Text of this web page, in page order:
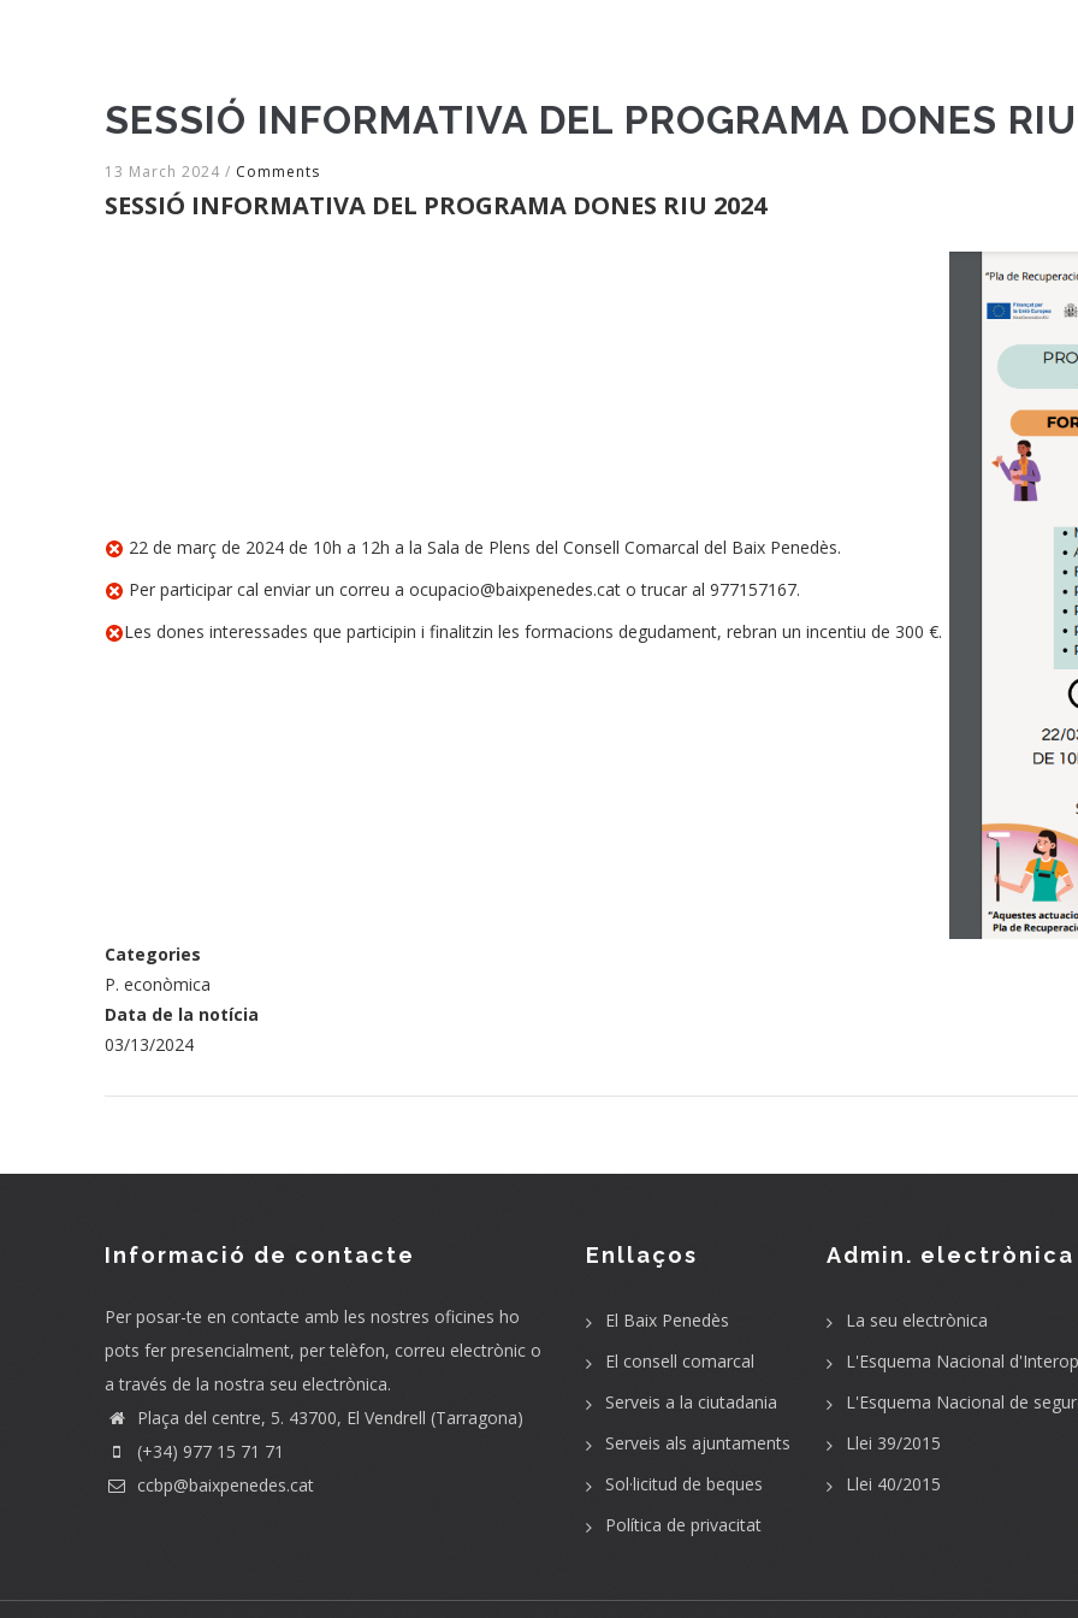
SESSIÓ INFORMATIVA DEL PROGRAMA DONES
13 March 2024 / Comments
SESSIÓ INFORMATIVA DEL PROGRAMA DONES RIU 2024
22 de març de 2024 de 10h a 12h a la Sala de Plens del Consell Comarcal del Baix Penedès.
Per participar cal enviar un correu a ocupacio@baixpenedes.cat o trucar al 977157167.
Les dones interessades que participin i finalitzin les formacions degudament, rebran un incentiu de 300 €.
Categories
P. econòmica
Data de la notícia
03/13/2024
Informació de contacte
Per posar-te en contacte amb les nostres oficines ho
pots fer presencialment, per telèfon, correu electrònic o
a través de la nostra seu electrònica.
Plaça del centre, 5. 43700, El Vendrell (Tarragona)
(+34) 977 15 71 71
ccbp@baixpenedes.cat
Enllaços
El Baix Penedès
El consell comarcal
Serveis a la ciutadania
Serveis als ajuntaments
Sol·licitud de beques
Política de privacitat
Admin. electrònica
La seu electrònica
L'Esquema Nacional
L'Esquema Nacional de
Llei 39/2015
Llei 40/2015